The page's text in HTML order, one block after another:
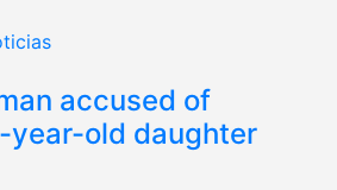
accused of
year-old daughter